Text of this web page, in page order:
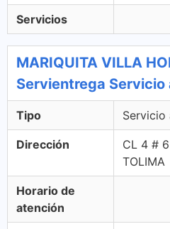
Servicios
MARIQUITA VILLA
Servientrega Servicio
Tipo Servicio
Dirección
CL 4 #
TOLIMA
Horario de
atención